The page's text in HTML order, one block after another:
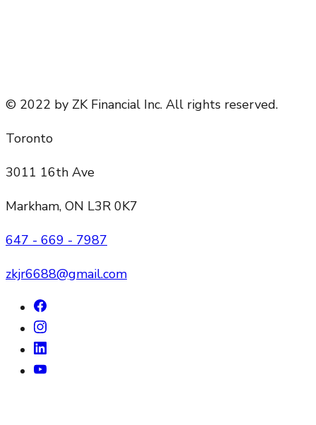
© 2022 by ZK Financial Inc. All rights reserved.
Toronto
3011 16th Ave
Markham, ON L3R 0K7
647 - 669 - 7987
zkjr6688@gmail.com